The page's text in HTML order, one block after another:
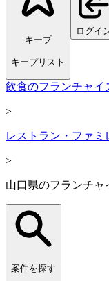
キープ
キープリスト
ログイ
飲食のフランチャイ
>
レストラン・ファミ
>
山口県のフランチャ
案件を探す